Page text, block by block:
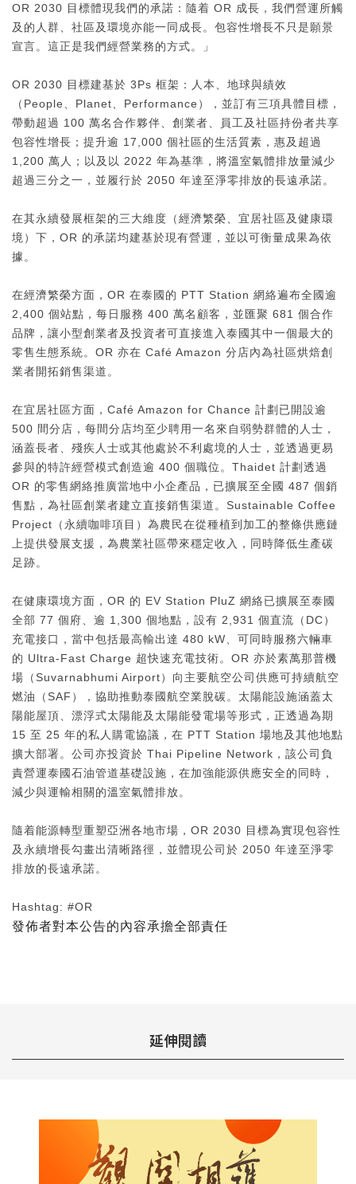
OR 2030 目標體現我們的承諾：隨着 OR 成長，我們營運所觸
及的人群、社區及環境亦能一同成長。包容性增長不只是願景
宣言。這正是我們經營業務的方式。」
OR 2030 目標建基於 3Ps 框架：人本、地球與績效
（People、Planet、Performance），並訂有三項具體目標，
帶動超過 100 萬名合作夥伴、創業者、員工及社區持份者共享
包容性增長；提升逾 17,000 個社區的生活質素，惠及超過
1,200 萬人；以及以 2022 年為基準，將溫室氣體排放量減少
超過三分之一，並履行於 2050 年達至淨零排放的長遠承諾。
在其永續發展框架的三大維度（經濟繁榮、宜居社區及健康環
境）下，OR 的承諾均建基於現有營運，並以可衡量成果為依
據。
在經濟繁榮方面，OR 在泰國的 PTT Station 網絡遍布全國逾
2,400 個站點，每日服務 400 萬名顧客，並匯聚 681 個合作
品牌，讓小型創業者及投資者可直接進入泰國其中一個最大的
零售生態系統。OR 亦在 Café Amazon 分店內為社區烘焙創
業者開拓銷售渠道。
在宜居社區方面，Café Amazon for Chance 計劃已開設逾
500 間分店，每間分店均至少聘用一名來自弱勢群體的人士，
涵蓋長者、殘疾人士或其他處於不利處境的人士，並透過更易
參與的特許經營模式創造逾 400 個職位。Thaidet 計劃透過
OR 的零售網絡推廣當地中小企產品，已擴展至全國 487 個銷
售點，為社區創業者建立直接銷售渠道。Sustainable Coffee
Project（永續咖啡項目）為農民在從種植到加工的整條供應鏈
上提供發展支援，為農業社區帶來穩定收入，同時降低生產碳
足跡。
在健康環境方面，OR 的 EV Station PluZ 網絡已擴展至泰國
全部 77 個府、逾 1,300 個地點，設有 2,931 個直流（DC）
充電接口，當中包括最高輸出達 480 kW、可同時服務六輛車
的 Ultra-Fast Charge 超快速充電技術。OR 亦於素萬那普機
場（Suvarnabhumi Airport）向主要航空公司供應可持續航空
燃油（SAF），協助推動泰國航空業脫碳。太陽能設施涵蓋太
陽能屋頂、漂浮式太陽能及太陽能發電場等形式，正透過為期
15 至 25 年的私人購電協議，在 PTT Station 場地及其他地點
擴大部署。公司亦投資於 Thai Pipeline Network，該公司負
責營運泰國石油管道基礎設施，在加強能源供應安全的同時，
減少與運輸相關的溫室氣體排放。
隨着能源轉型重塑亞洲各地市場，OR 2030 目標為實現包容性
及永續增長勾畫出清晰路徑，並體現公司於 2050 年達至淨零
排放的長遠承諾。
Hashtag: #OR
發佈者對本公告的內容承擔全部責任
延伸閱讀